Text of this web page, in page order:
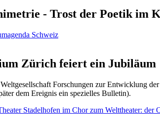
- Trost der Poetik im
Schweiz
Zürich feiert ein Jubiläum
Forschungen zur Entwicklung
dem Ereignis ein spezielles Bulletin).
Stadelhofen im Chor zum Welttheater: der